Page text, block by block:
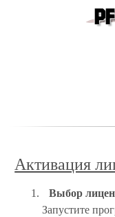
Активация
Выбор
Запустите